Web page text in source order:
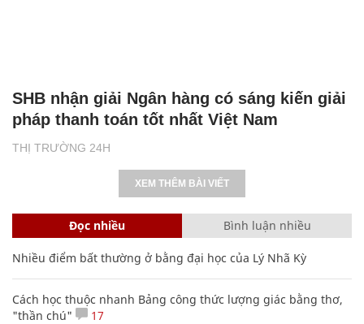
THỊ TRƯỜNG 24H
SHB nhận giải Ngân hàng có sáng kiến giải
pháp thanh toán tốt nhất Việt Nam
XEM THÊM BÀI VIẾT
Đọc nhiều Bình luận nhiều
Nhiều điểm bất thường ở bằng đại học của Lý Nhã Kỳ
Cách học thuộc nhanh Bảng công thức lượng giác bằng thơ,
"thần chú"
17